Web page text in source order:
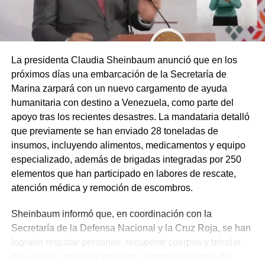
La presidenta Claudia Sheinbaum anunció que en los
próximos días una embarcación de la Secretaría de
Marina zarpará con un nuevo cargamento de ayuda
humanitaria con destino a Venezuela, como parte del
apoyo tras los recientes desastres. La mandataria detalló
que previamente se han enviado 28 toneladas de
insumos, incluyendo alimentos, medicamentos y equipo
especializado, además de brigadas integradas por 250
elementos que han participado en labores de rescate,
atención médica y remoción de escombros.
Sheinbaum informó que, en coordinación con la
Secretaría de la Defensa Nacional y la Cruz Roja, se han
logrado rescatar personas, recuperar cuerpos y brindar